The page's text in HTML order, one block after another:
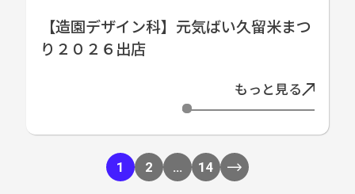
【造園デザイン科】元気ばい久留米まつ
り２０２６出店
もっと見る
1 2 … 14